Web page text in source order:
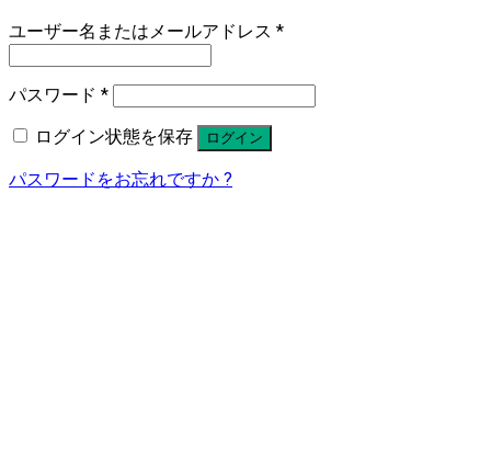
ユーザー名またはメールアドレス *
パスワード *
ログイン状態を保存
ログイン
パスワードをお忘れですか ?